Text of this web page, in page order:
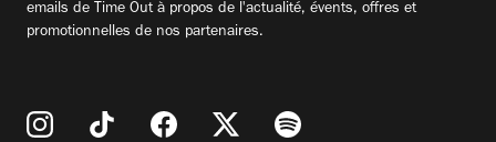
emails de Time Out à propos de l'actualité, évents, offres et
promotionnelles de nos partenaires.